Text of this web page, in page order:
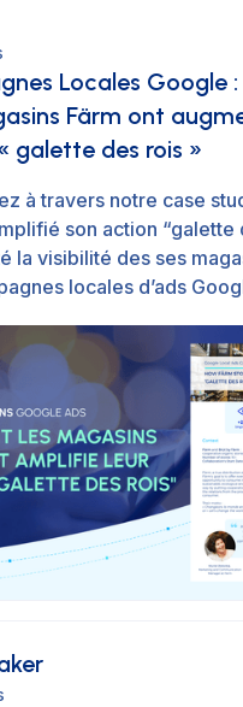
Locales Google
Färm ont
galette des rois »
à travers notre case
son action “galette
la visibilité des ses
locales d’ads